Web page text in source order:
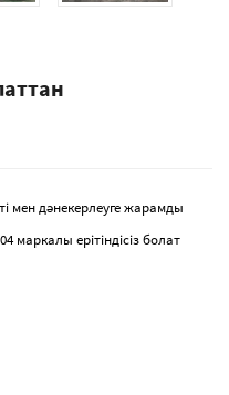
мен дәнекерлеуге жарамды
маркалы ерітіндісіз болат